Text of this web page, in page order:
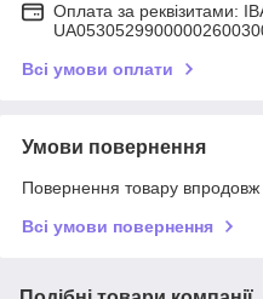
Оплата за реквізитами:
Всі умови оплати
Умови повернення
Повернення товару впродовж
Всі умови повернення